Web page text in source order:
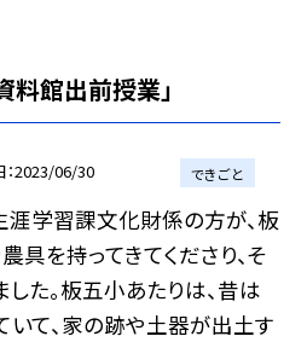
館出前授業」
2023/06/30 できごと
学習課文化財係の方が、板
を持ってきてくださり、そ
た。板五小あたりは、昔は
いて、家の跡や土器が出土す